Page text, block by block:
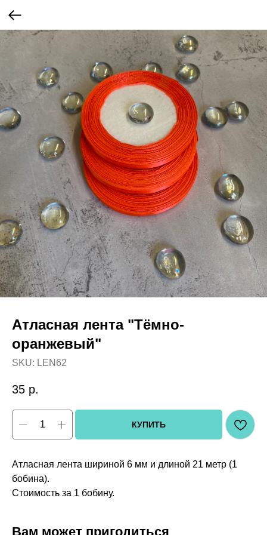
Атласная лента "Тёмно-
оранжевый"
SKU: LEN62
35 р.
КУПИТЬ
Атласная лента шириной 6 мм и длиной 21 метр (1
бобина).
Стоимость за 1 бобину.
Вам может пригодиться